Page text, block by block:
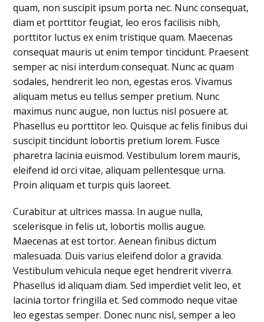
quam, non suscipit ipsum porta nec. Nunc consequat,
diam et porttitor feugiat, leo eros facilisis nibh,
porttitor luctus ex enim tristique quam. Maecenas
consequat mauris ut enim tempor tincidunt. Praesent
semper ac nisi interdum consequat. Nunc ac quam
sodales, hendrerit leo non, egestas eros. Vivamus
aliquam metus eu tellus semper pretium. Nunc
maximus nunc augue, non luctus nisl posuere at.
Phasellus eu porttitor leo. Quisque ac felis finibus dui
suscipit tincidunt lobortis pretium lorem. Fusce
pharetra lacinia euismod. Vestibulum lorem mauris,
eleifend id orci vitae, aliquam pellentesque urna.
Proin aliquam et turpis quis laoreet.
Curabitur at ultrices massa. In augue nulla,
scelerisque in felis ut, lobortis mollis augue.
Maecenas at est tortor. Aenean finibus dictum
malesuada. Duis varius eleifend dolor a gravida.
Vestibulum vehicula neque eget hendrerit viverra.
Phasellus id aliquam diam. Sed imperdiet velit leo, et
lacinia tortor fringilla et. Sed commodo neque vitae
leo egestas semper. Donec nunc nisl, semper a leo